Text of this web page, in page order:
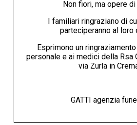
Non fiori, ma opere di
I familiari ringraziano di
parteciperanno al loro
Esprimono un
personale e ai medici della Rsa
via Zurla in
GATTI agenzia